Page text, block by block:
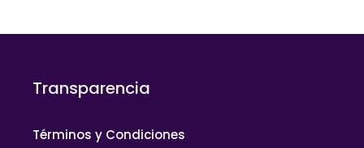
Transparencia
Términos y Condiciones